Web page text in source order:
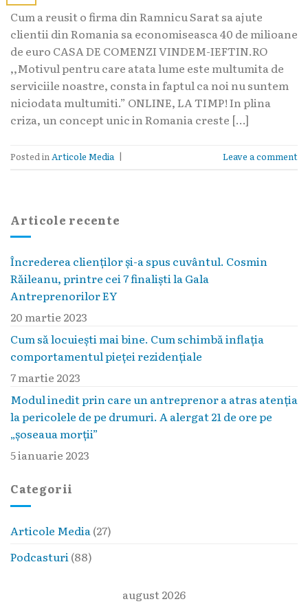
Articole recente
Încrederea clienților și-a spus cuvântul. Cosmin
Răileanu, printre cei 7 finaliști la Gala
Antreprenorilor EY
20 martie 2023
Cum să locuieşti mai bine. Cum schimbă inflaţia
comportamentul pieţei rezidenţiale
7 martie 2023
Modul inedit prin care un antreprenor a atras atenția
la pericolele de pe drumuri. A alergat 21 de ore pe
„șoseaua morții”
5 ianuarie 2023
Categorii
Articole Media (27)
Podcasturi (88)
august 2026
Cum a reusit o firma din Ramnicu Sarat sa ajute
clientii din Romania sa economiseasca 40 de milioane
de euro CASA DE COMENZI VINDEM-IEFTIN.RO
,,Motivul pentru care atata lume este multumita de
serviciile noastre, consta in faptul ca noi nu suntem
niciodata multumiti.” ONLINE, LA TIMP! In plina
criza, un concept unic in Romania creste […]
Posted inArticole Media | Leave a comment